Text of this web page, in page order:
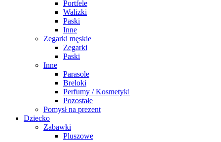
Portfele
Walizki
Paski
Inne
Zegarki męskie
Zegarki
Paski
Inne
Parasole
Breloki
Perfumy / Kosmetyki
Pozostałe
Pomysł na prezent
Dziecko
Zabawki
Pluszowe